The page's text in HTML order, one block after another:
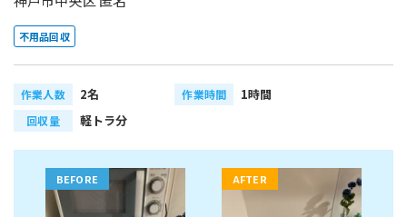
不用品回収
作業人数 2名 作業時間 1時間
回収量 軽トラ分